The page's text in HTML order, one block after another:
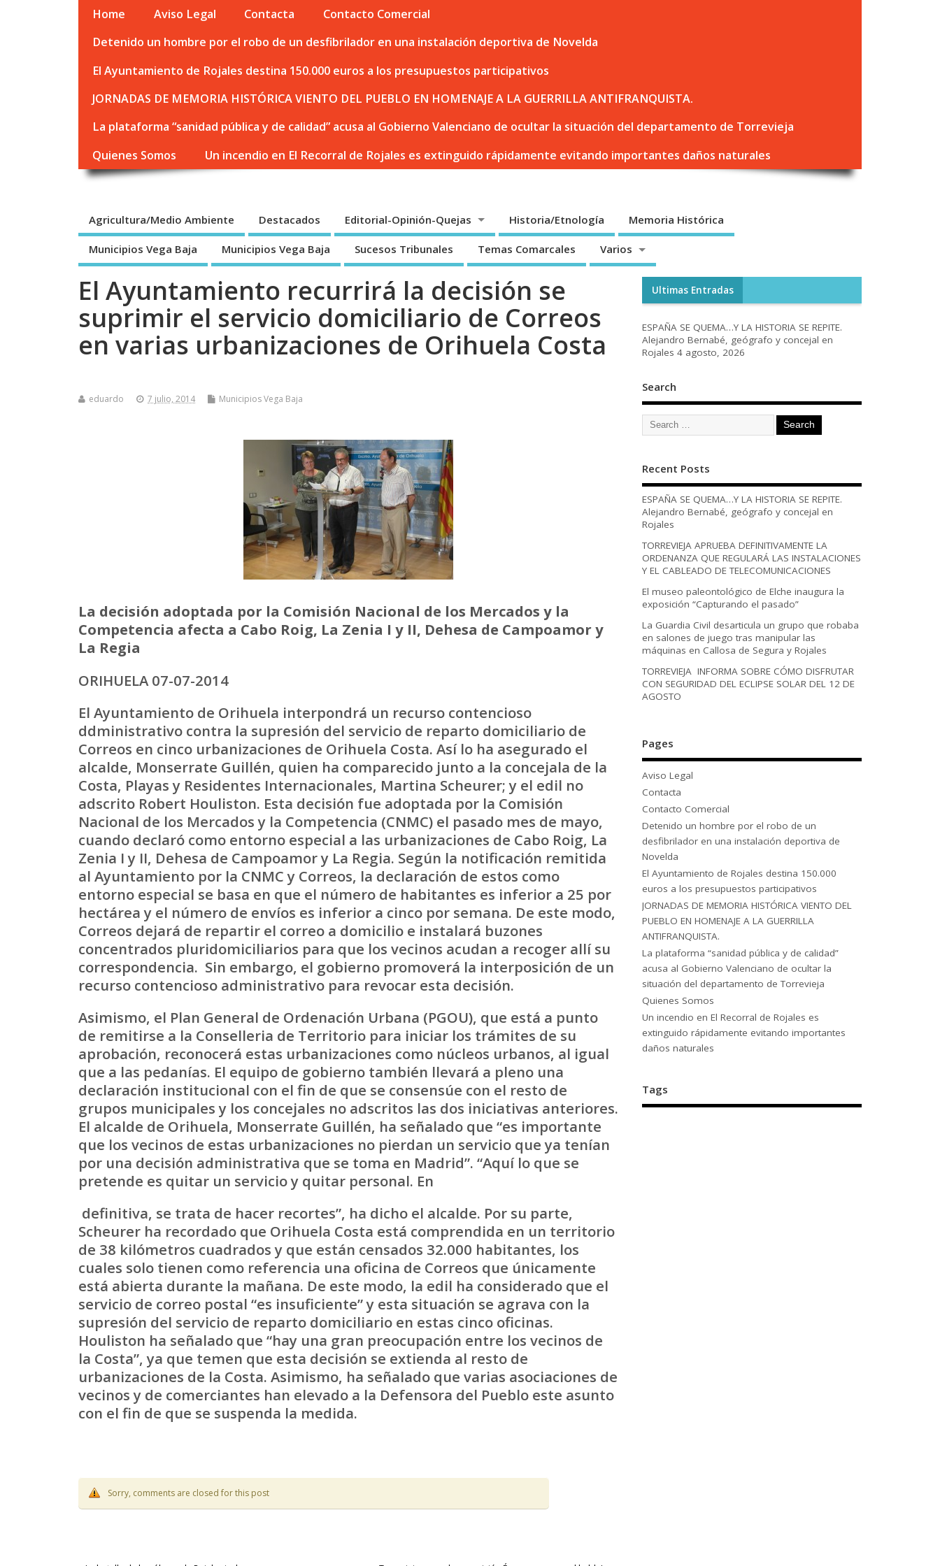
Home Aviso Legal Contacta
Contacto Comercial
Detenido un hombre por el robo de un desfibrilador en una instalación deportiva de Novelda
El Ayuntamiento de Rojales destina 150.000 euros a los presupuestos participativos
JORNADAS DE MEMORIA HISTÓRICA VIENTO DEL PUEBLO EN HOMENAJE A LA GUERRILLA ANTIFRANQUISTA.
La plataforma “sanidad pública y de calidad” acusa al Gobierno Valenciano de ocultar la situación del departamento de Torrevieja
Quienes Somos
Un incendio en El Recorral de Rojales es extinguido rápidamente evitando importantes daños naturales
Agricultura/Medio Ambiente Destacados Editorial-Opinión-Quejas Historia/Etnología Memoria Histórica
Municipios Vega Baja Municipios Vega Baja Sucesos Tribunales Temas Comarcales Varios
El Ayuntamiento recurrirá la decisión se
suprimir el servicio domiciliario de Correos
en varias urbanizaciones de Orihuela Costa
eduardo 7 julio, 2014 Municipios Vega Baja
La decisión adoptada por la Comisión Nacional de los Mercados y la
Competencia afecta a Cabo Roig, La Zenia I y II, Dehesa de Campoamor y
La Regia
ORIHUELA 07-07-2014
El Ayuntamiento de Orihuela interpondrá un recurso contencioso
ddministrativo contra la supresión del servicio de reparto domiciliario de
Correos en cinco urbanizaciones de Orihuela Costa. Así lo ha asegurado el
alcalde, Monserrate Guillén, quien ha comparecido junto a la concejala de la
Costa, Playas y Residentes Internacionales, Martina Scheurer; y el edil no
adscrito Robert Houliston. Esta decisión fue adoptada por la Comisión
Nacional de los Mercados y la Competencia (CNMC) el pasado mes de mayo,
cuando declaró como entorno especial a las urbanizaciones de Cabo Roig, La
Zenia I y II, Dehesa de Campoamor y La Regia. Según la notificación remitida
al Ayuntamiento por la CNMC y Correos, la declaración de estos como
entorno especial se basa en que el número de habitantes es inferior a 25 por
hectárea y el número de envíos es inferior a cinco por semana. De este modo,
Correos dejará de repartir el correo a domicilio e instalará buzones
concentrados pluridomiciliarios para que los vecinos acudan a recoger allí su
correspondencia. Sin embargo, el gobierno promoverá la interposición de un
recurso contencioso administrativo para revocar esta decisión.
Asimismo, el Plan General de Ordenación Urbana (PGOU), que está a punto
de remitirse a la Conselleria de Territorio para iniciar los trámites de su
aprobación, reconocerá estas urbanizaciones como núcleos urbanos, al igual
que a las pedanías. El equipo de gobierno también llevará a pleno una
declaración institucional con el fin de que se consensúe con el resto de
grupos municipales y los concejales no adscritos las dos iniciativas anteriores.
El alcalde de Orihuela, Monserrate Guillén, ha señalado que “es importante
que los vecinos de estas urbanizaciones no pierdan un servicio que ya tenían
por una decisión administrativa que se toma en Madrid”. “Aquí lo que se
pretende es quitar un servicio y quitar personal. En
definitiva, se trata de hacer recortes”, ha dicho el alcalde. Por su parte,
Scheurer ha recordado que Orihuela Costa está comprendida en un territorio
de 38 kilómetros cuadrados y que están censados 32.000 habitantes, los
cuales solo tienen como referencia una oficina de Correos que únicamente
está abierta durante la mañana. De este modo, la edil ha considerado que el
servicio de correo postal “es insuficiente” y esta situación se agrava con la
supresión del servicio de reparto domiciliario en estas cinco oficinas.
Houliston ha señalado que “hay una gran preocupación entre los vecinos de
la Costa”, ya que temen que esta decisión se extienda al resto de
urbanizaciones de la Costa. Asimismo, ha señalado que varias asociaciones de
vecinos y de comerciantes han elevado a la Defensora del Pueblo este asunto
con el fin de que se suspenda la medida.
Sorry, comments are closed for this post
Ultimas Entradas
ESPAÑA SE QUEMA…Y LA HISTORIA SE REPITE.
Alejandro Bernabé, geógrafo y concejal en
Rojales 4 agosto, 2026
Search
Recent Posts
ESPAÑA SE QUEMA…Y LA HISTORIA SE REPITE.
Alejandro Bernabé, geógrafo y concejal en
Rojales
TORREVIEJA APRUEBA DEFINITIVAMENTE LA
ORDENANZA QUE REGULARÁ LAS INSTALACIONES
Y EL CABLEADO DE TELECOMUNICACIONES
El museo paleontológico de Elche inaugura la
exposición “Capturando el pasado”
La Guardia Civil desarticula un grupo que robaba
en salones de juego tras manipular las
máquinas en Callosa de Segura y Rojales
TORREVIEJA INFORMA SOBRE CÓMO DISFRUTAR
CON SEGURIDAD DEL ECLIPSE SOLAR DEL 12 DE
AGOSTO
Pages
Aviso Legal
Contacta
Contacto Comercial
Detenido un hombre por el robo de un
desfibrilador en una instalación deportiva de
Novelda
El Ayuntamiento de Rojales destina 150.000
euros a los presupuestos participativos
JORNADAS DE MEMORIA HISTÓRICA VIENTO DEL
PUEBLO EN HOMENAJE A LA GUERRILLA
ANTIFRANQUISTA.
La plataforma “sanidad pública y de calidad”
acusa al Gobierno Valenciano de ocultar la
situación del departamento de Torrevieja
Quienes Somos
Un incendio en El Recorral de Rojales es
extinguido rápidamente evitando importantes
daños naturales
Tags